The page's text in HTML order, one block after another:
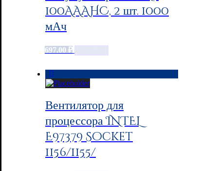
100AAAHC, 2 шт. 1000
мАч
697.00 ₽
Вентилятор для
процессора INTEL
E97379 Socket
1156/1155/